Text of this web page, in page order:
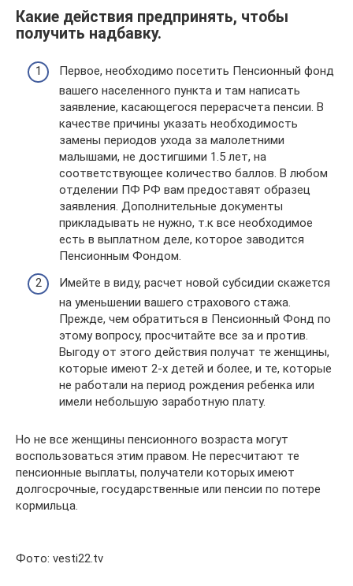
Какие действия предпринять, чтобы
получить надбавку.
Первое, необходимо посетить Пенсионный фонд
вашего населенного пункта и там написать
заявление, касающегося перерасчета пенсии. В
качестве причины указать необходимость
замены периодов ухода за малолетними
малышами, не достигшими 1.5 лет, на
соответствующее количество баллов. В любом
отделении ПФ РФ вам предоставят образец
заявления. Дополнительные документы
прикладывать не нужно, т.к все необходимое
есть в выплатном деле, которое заводится
Пенсионным Фондом.
Имейте в виду, расчет новой субсидии скажется
на уменьшении вашего страхового стажа.
Прежде, чем обратиться в Пенсионный Фонд по
этому вопросу, просчитайте все за и против.
Выгоду от этого действия получат те женщины,
которые имеют 2-х детей и более, и те, которые
не работали на период рождения ребенка или
имели небольшую заработную плату.
Но не все женщины пенсионного возраста могут
воспользоваться этим правом. Не пересчитают те
пенсионные выплаты, получатели которых имеют
долгосрочные, государственные или пенсии по потере
кормильца.
Фото: vesti22.tv